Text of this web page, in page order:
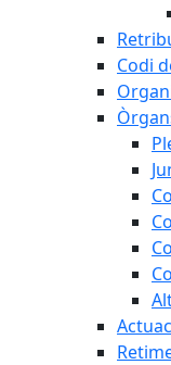
Codi